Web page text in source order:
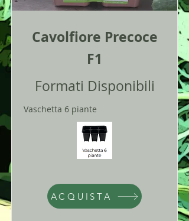
Cavolfiore Precoce
F1
Formati Disponibili
Vaschetta 6 piante
ACQUISTA